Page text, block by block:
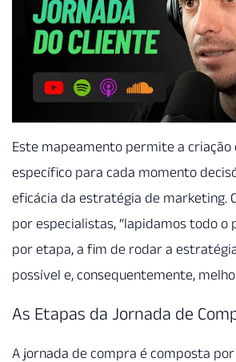
Este mapeamento permite a criação
específico para cada momento
eficácia da estratégia de marketing.
por especialistas, “lapidamos todo o
por etapa, a fim de rodar a
possível e, consequentemente,
As Etapas da Jornada de
A jornada de compra é composta